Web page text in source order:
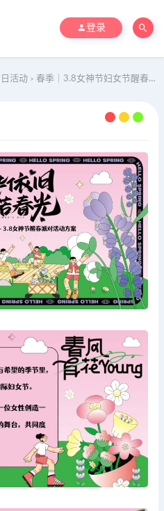
登录
活动 > 春季｜3.8女神节妇女节醒春派对活动